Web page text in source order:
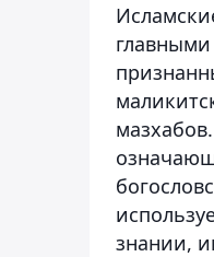
знании,